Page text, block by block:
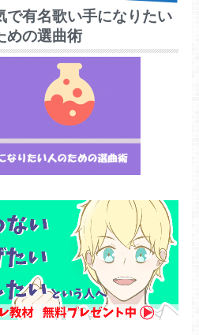
で有名歌い手になりたい
めの選曲術